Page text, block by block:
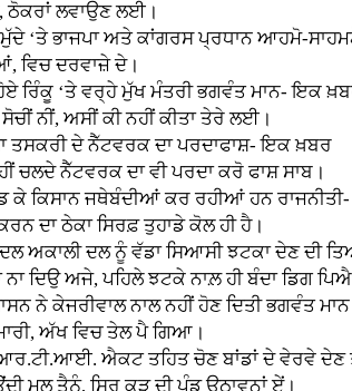
ਠੋਕਰਾਂ ਲਵਾਉਣ ਲਈ।
‘ਤੇ ਭਾਜਪਾ ਅਤੇ ਕਾਂਗਰਸ ਪ੍ਰਧਾਨ ਆਹਮੋ-
ਵਿਚ ਦਰਵਾਜ਼ੇ ਦੇ।
ਹੋਏ ਰਿੰਕੂ ‘ਤੇ ਵਰ੍ਹੇ ਮੁੱਖ ਮੰਤਰੀ ਭਗਵੰਤ ਮਾਨ- ਇਕ
ਨੀਂ, ਅਸੀਂ ਕੀ ਨਹੀਂ ਕੀਤਾ ਤੇਰੇ ਲਈ।
ਤਸਕਰੀ ਦੇ ਨੈੱਟਵਰਕ ਦਾ ਪਰਦਾਫਾਸ਼- ਇਕ ਖ਼ਬਰ
ਚਲਦੇ ਨੈੱਟਵਰਕ ਦਾ ਵੀ ਪਰਦਾ ਕਰੋ ਫਾਸ਼ ਸਾਬ।
ਕੇ ਕਿਸਾਨ ਜਥੇਬੰਦੀਆਂ ਕਰ ਰਹੀਆਂ ਹਨ
ਦਾ ਠੇਕਾ ਸਿਰਫ਼ ਤੁਹਾਡੇ ਕੋਲ ਹੀ ਹੈ।
ਅਕਾਲੀ ਦਲ ਨੂੰ ਵੱਡਾ ਸਿਆਸੀ ਝਟਕਾ ਦੇਣ ਦੀ
ਨਾ ਦਿਉ ਅਜੇ, ਪਹਿਲੇ ਝਟਕੇ ਨਾਲ਼ ਹੀ ਬੰਦਾ ਡਿਗ
ਨੇ ਕੇਜਰੀਵਾਲ ਨਾਲ ਨਹੀਂ ਹੋਣ ਦਿਤੀ ਭਗਵੰਤ
ਅੱਖ ਵਿਚ ਤੇਲ ਪੈ ਗਿਆ।
ਐਕਟ ਤਹਿਤ ਚੋਣ ਬਾਂਡਾਂ ਦੇ ਵੇਰਵੇ ਦੇਣ
ਮੂਲ ਤੈਨੂੰ, ਸਿਰ ਕੂੜ ਦੀ ਪੰਡ ਉਠਾਵਨਾਂ ਏਂ।